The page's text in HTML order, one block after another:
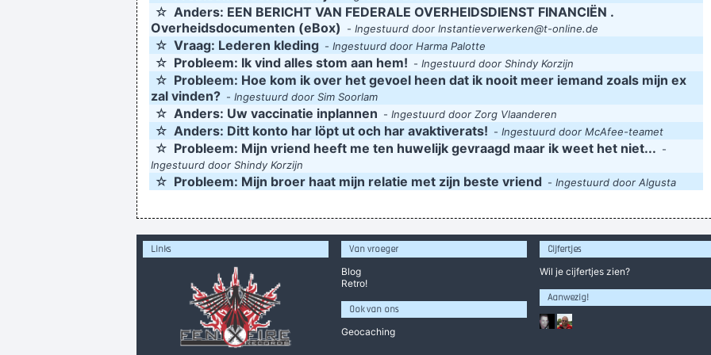
☆ Anders: EEN BERICHT VAN FEDERALE OVERHEIDSDIENST FINANCIËN .
Overheidsdocumenten (eBox)
- Ingestuurd door Instantieverwerken@t-online.de
☆ Vraag: Lederen kleding - Ingestuurd door Harma Palotte
☆ Probleem: Ik vind alles stom aan hem! - Ingestuurd door Shindy Korzijn
☆ Probleem: Hoe kom ik over het gevoel heen dat ik nooit meer iemand zoals mijn ex
zal vinden? - Ingestuurd door Sim Soorlam
☆ Anders: Uw vaccinatie inplannen - Ingestuurd door Zorg Vlaanderen
☆ Anders: Ditt konto har löpt ut och har avaktiverats! - Ingestuurd door McAfee-teamet
☆ Probleem: Mijn vriend heeft me ten huwelijk gevraagd maar ik weet het niet... -
Ingestuurd door Shindy Korzijn
☆ Probleem: Mijn broer haat mijn relatie met zijn beste vriend - Ingestuurd door Algusta
Links
Van vroeger
Blog
Retro!
Ook van ons
Geocaching
Cijfertjes
Wil je cijfertjes zien?
Aanwezig!